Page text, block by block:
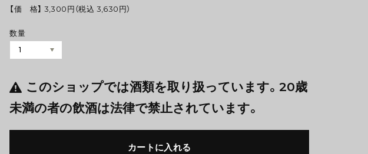
【価 格】 3,300円（税込 3,630円）
数量
このショップでは酒類を取り扱っています。20歳
未満の者の飲酒は法律で禁止されています。
カートに入れる